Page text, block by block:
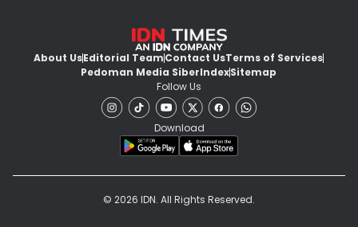
About UsEditorial TeamContact UsTerms of Services
Pedoman Media SiberIndexSitemap
Follow Us
Download
© 2026 IDN. All Rights Reserved.